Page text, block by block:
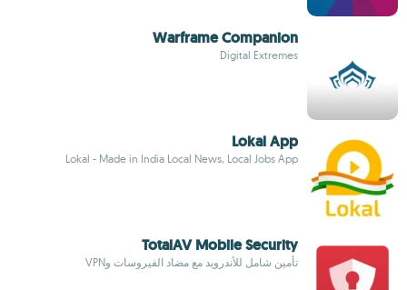
Warframe Companion
Digital Extremes
Lokal App
Lokal - Made in India Local News, Local Jobs App
TotalAV Mobile Security
تأمين شامل للأندرويد مع مضاد الفيروسات وVPN